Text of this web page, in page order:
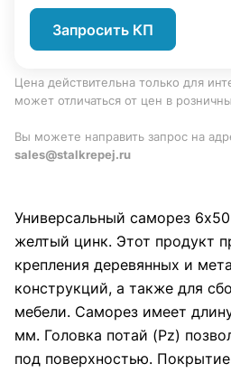
Запросить КП
Цена действительна только для
может отличаться от цен в
Вы можете направить запрос на
sales@stalkrepej.ru
Универсальный саморез
желтый цинк. Этот продукт
крепления деревянных и
конструкций, а также для
мебели. Саморез имеет
мм. Головка потай (Pz)
под поверхностью.